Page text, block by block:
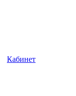
Кабинет